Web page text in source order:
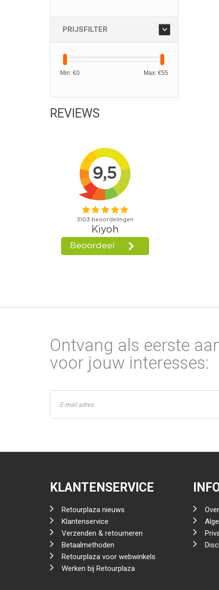
PRIJSFILTER
Min: €0 Max: €55
REVIEWS
Ontvang als eerste
voor jouw interesses:
KLANTENSERVICE
Retourplaza nieuws
Klantenservice
Verzenden & retourneren
Betaalmethoden
Retourplaza voor webwinkels
Werken bij Retourplaza